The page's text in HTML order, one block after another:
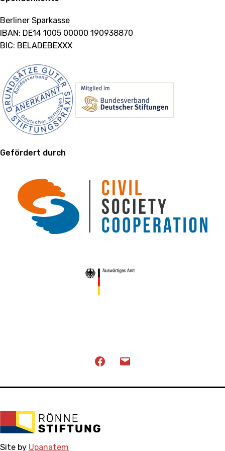
Berliner Sparkasse
IBAN: DE14 1005 00000 190938870
BIC: BELADEBEXXX
Gefördert durch
Facebook
Site by Upanatem